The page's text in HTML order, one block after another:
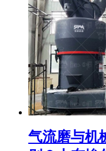
气流磨与机